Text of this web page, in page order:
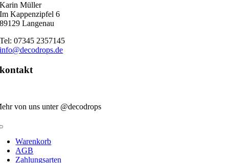
Karin Müller
Im Kappenzipfel 6
89129 Langenau
Tel: 07345 2357145
info@decodrops.de
kontakt
von uns unter @decodrops
Warenkorb
AGB
Zahlungsarten